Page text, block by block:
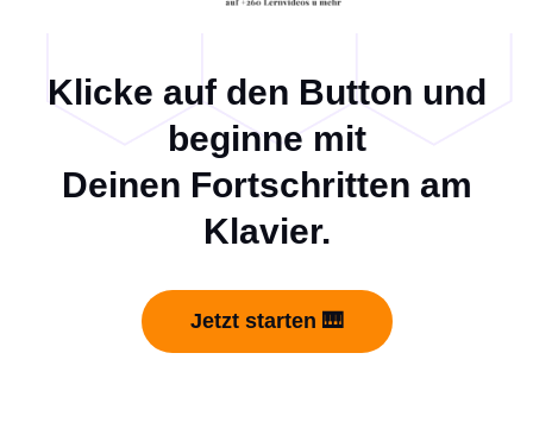
Klicke auf den Button und
beginne mit
Deinen Fortschritten am
Klavier.
Jetzt starten 🎹